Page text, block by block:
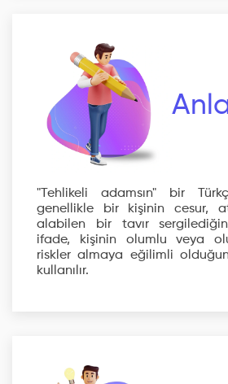
"Tehlikeli adamsın" bir
genellikle bir kişinin cesur,
alabilen bir tavır
ifade, kişinin olumlu veya
riskler almaya eğilimli
kullanılır.